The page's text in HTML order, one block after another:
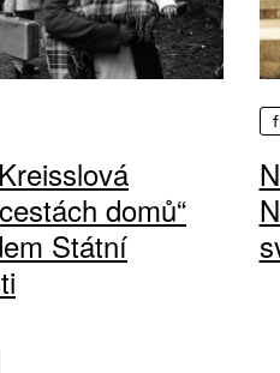
domů“
Státní